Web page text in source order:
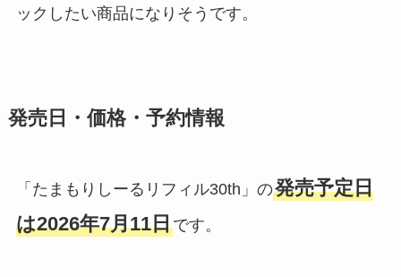
ックしたい商品になりそうです。
発売日・価格・予約情報
「たまもりしーるリフィル30th」の発売予定日
は2026年7月11日です。